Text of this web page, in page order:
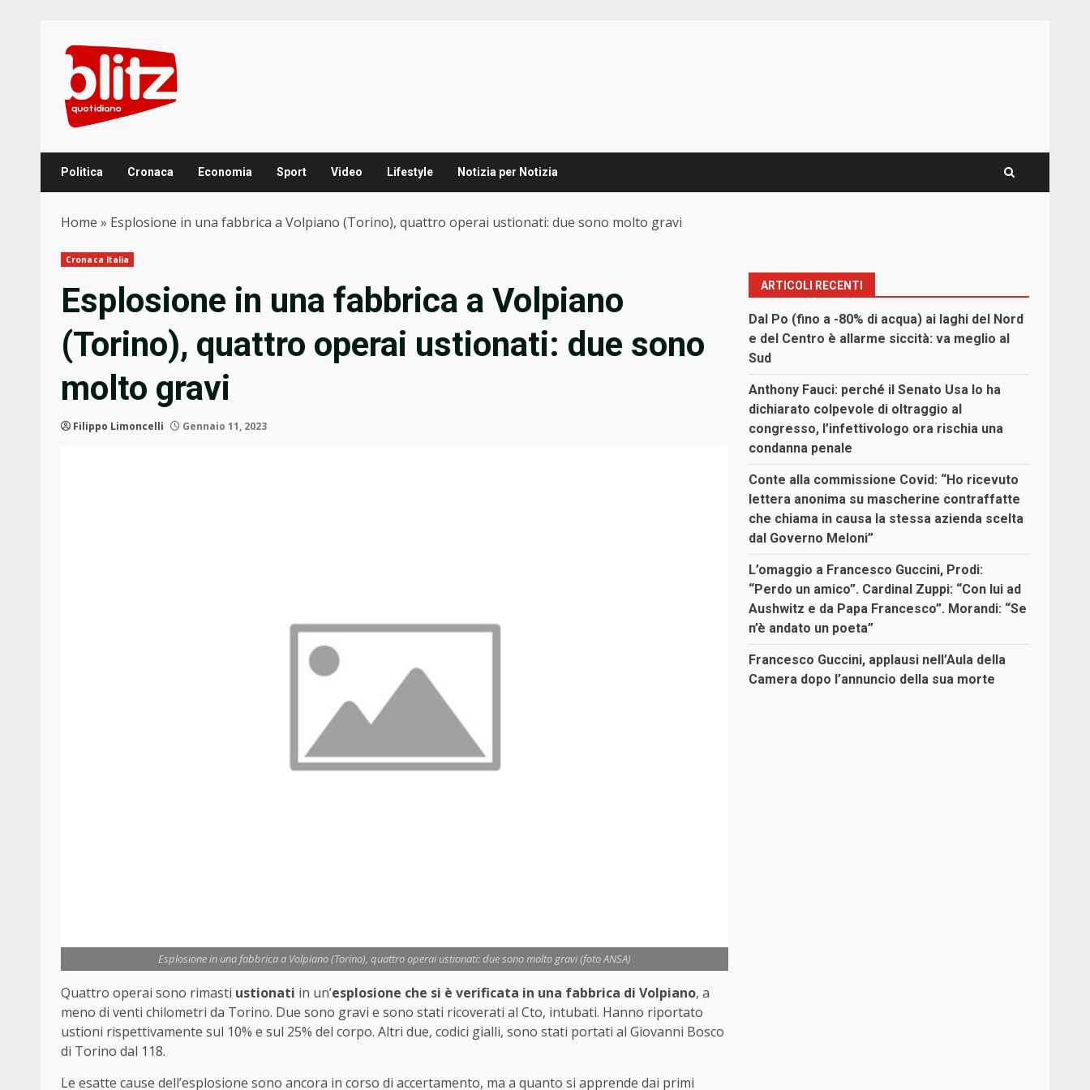
content
Politica Cronaca Economia Sport Video Lifestyle Notizia per Notizia
Home » Esplosione in una fabbrica a Volpiano (Torino), quattro operai ustionati: due sono molto gravi
Cronaca Italia
Esplosione in una fabbrica a Volpiano
(Torino), quattro operai ustionati: due sono
molto gravi
Filippo Limoncelli Gennaio 11, 2023
Esplosione in una fabbrica a Volpiano (Torino), quattro operai ustionati: due sono molto gravi (foto ANSA)
Quattro operai sono rimasti ustionati in un’esplosione che si è verificata in una fabbrica di Volpiano, a
meno di venti chilometri da Torino. Due sono gravi e sono stati ricoverati al Cto, intubati. Hanno riportato
ustioni rispettivamente sul 10% e sul 25% del corpo. Altri due, codici gialli, sono stati portati al Giovanni Bosco
di Torino dal 118.
Le esatte cause dell’esplosione sono ancora in corso di accertamento, ma a quanto si apprende dai primi
ARTICOLI RECENTI
Dal Po (fino a -80% di acqua) ai laghi del Nord
e del Centro è allarme siccità: va meglio al
Sud
Anthony Fauci: perché il Senato Usa lo ha
dichiarato colpevole di oltraggio al
congresso, l’infettivologo ora rischia una
condanna penale
Conte alla commissione Covid: “Ho ricevuto
lettera anonima su mascherine contraffatte
che chiama in causa la stessa azienda scelta
dal Governo Meloni”
L’omaggio a Francesco Guccini, Prodi:
“Perdo un amico”. Cardinal Zuppi: “Con lui ad
Aushwitz e da Papa Francesco”. Morandi: “Se
n’è andato un poeta”
Francesco Guccini, applausi nell’Aula della
Camera dopo l’annuncio della sua morte